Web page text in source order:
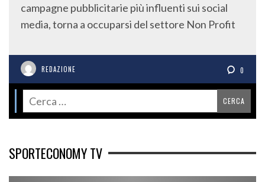
campagne pubblicitarie più influenti sui social
media, torna a occuparsi del settore Non Profit
REDAZIONE 0
SPORTECONOMY TV